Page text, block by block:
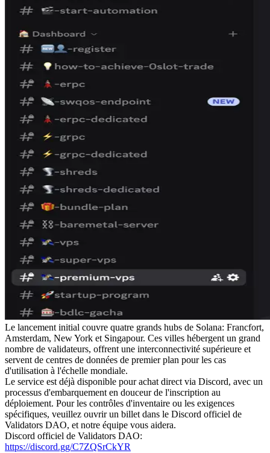
Le lancement initial couvre quatre grands hubs de Solana: Francfort,
Amsterdam, New York et Singapour. Ces villes hébergent un grand
nombre de validateurs, offrent une interconnectivité supérieure et
servent de centres de données de premier plan pour les cas
d'utilisation à l'échelle mondiale.
Le service est déjà disponible pour achat direct via Discord, avec un
processus d'embarquement en douceur de l'inscription au
déploiement. Pour les contrôles d'inventaire ou les exigences
spécifiques, veuillez ouvrir un billet dans le Discord officiel de
Validators DAO, et notre équipe vous aidera.
Discord officiel de Validators DAO:
https://discord.gg/C7ZQSrCkYR